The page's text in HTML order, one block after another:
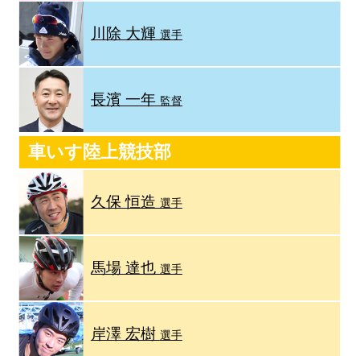
川除 大輝選手
長濱 一年 監督
車いす陸上競技部
久保 恒造 選手
馬場 達也 選手
岸澤 宏樹 選手